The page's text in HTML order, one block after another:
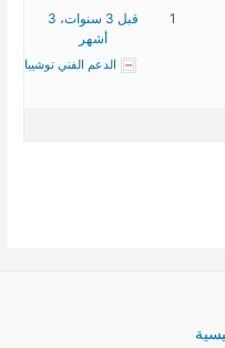
1
قبل 3 سنوات، 3
أشهر
الدعم الفني توشيبا